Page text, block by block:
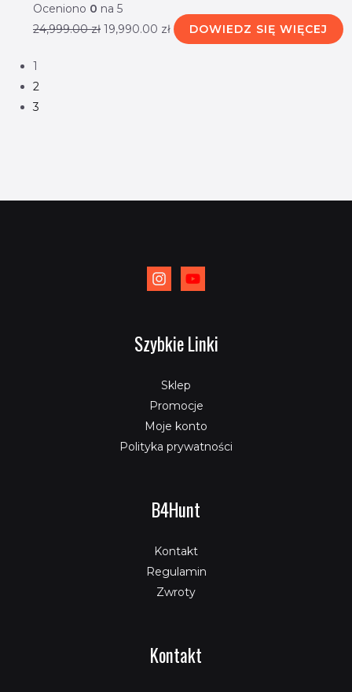
Oceniono 0 na 5
24,999.00zł 19,990.00 zł DOWIEDZ SIĘ WIĘCEJ
1
2
3
Szybkie Linki
Sklep
Promocje
Moje konto
Polityka prywatności
B4Hunt
Kontakt
Regulamin
Zwroty
Kontakt